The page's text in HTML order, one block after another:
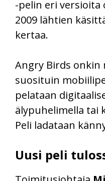
-pelin eri versioita
2009 lähtien
kertaa.
Angry Birds onkin
suosituin
pelataan
älypuhelimella tai
Peli ladataan
Uusi peli